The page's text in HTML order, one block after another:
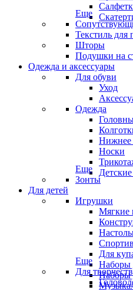
Еще
Текстиль для
Шторы
Подушки на
Одежда и аксессуары
Для обуви
Уход
Одежда
Нижнее
Носки
Еще
Зонты
Для детей
Игрушки
Мягкие
Для
Наборы
Наборы
Еще
Для